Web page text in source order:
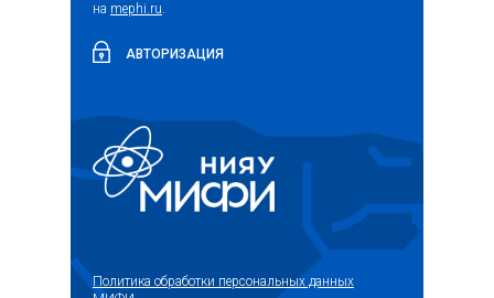
на mephi.ru.
АВТОРИЗАЦИЯ
Политика обработки персональных данных